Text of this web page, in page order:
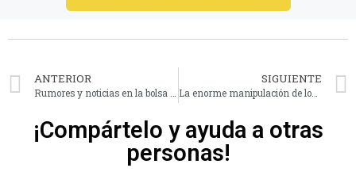
ANTERIOR SIGUIENTE
La enorme manipulación de los mercados: El caso Gilead y su fármaco
¡Compártelo y ayuda a otras
personas!